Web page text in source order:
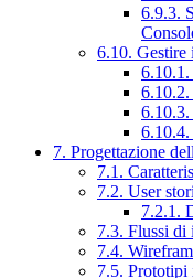
6.9.3.
6.10. Gestire
6.10.1.
7. Progettazione
7.1.
7.2. User
7.2.1.
7.3. Flussi di
7.4.
7.5. Prototipi